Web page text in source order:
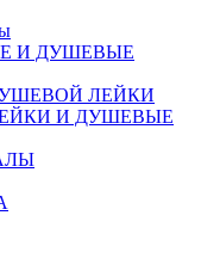
И ДУШЕВЫЕ
ЛЕЙКИ
И ДУШЕВЫЕ